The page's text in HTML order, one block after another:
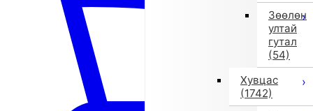
Зөөлөн
ултай
гутал
(54)
Хувцас
(1742)